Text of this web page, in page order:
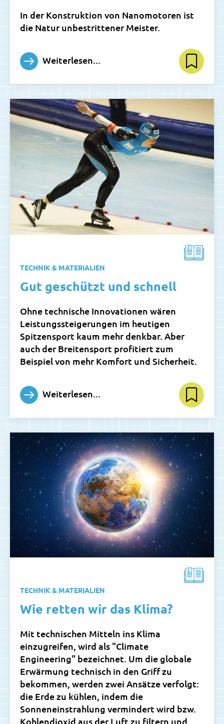
In der Konstruktion von Nanomotoren ist
die Natur unbestrittener Meister.
Weiterlesen...
TECHNIK & MATERIALIEN
Gut geschützt und schnell
Ohne technische Innovationen wären
Leistungssteigerungen im heutigen
Spitzensport kaum mehr denkbar. Aber
auch der Breitensport profitiert zum
Beispiel von mehr Komfort und Sicherheit.
Weiterlesen...
TECHNIK & MATERIALIEN
Wie retten wir das Klima?
Mit technischen Mitteln ins Klima
einzugreifen, wird als "Climate
Engineering" bezeichnet. Um die globale
Erwärmung technisch in den Griff zu
bekommen, werden zwei Ansätze verfolgt:
die Erde zu kühlen, indem die
Sonneneinstrahlung vermindert wird bzw.
Kohlendioxid aus der Luft zu filtern und